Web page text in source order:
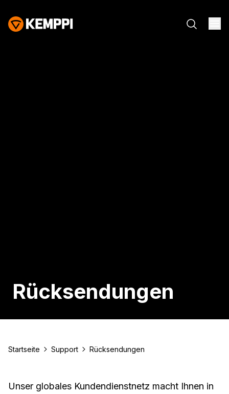
Rücksendungen
Startseite Support Rücksendungen
Unser globales Kundendienstnetz macht Ihnen in